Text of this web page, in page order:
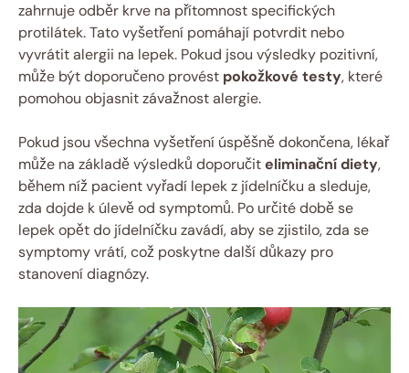
zahrnuje odběr krve na přítomnost specifických
protilátek. Tato vyšetření pomáhají potvrdit nebo
vyvrátit alergii na lepek. Pokud jsou výsledky pozitivní,
může být doporučeno provést pokožkové testy, které
pomohou objasnit závažnost alergie.
Pokud jsou všechna vyšetření úspěšně dokončena, lékař
může na základě výsledků doporučiteliminační diety,
během níž pacient vyřadí lepek z jídelníčku a sleduje,
zda dojde k úlevě od symptomů. Po určité době se
lepek opět do jídelníčku zavádí, aby se zjistilo, zda se
symptomy vrátí, což poskytne další důkazy pro
stanovení diagnózy.